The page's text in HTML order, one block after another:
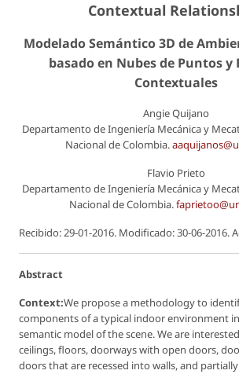
Contextual
Modelado Semántico 3D de
basado en Nubes de Puntos y
Contextuales
Angie Quijano
Departamento de Ingeniería Mecánica y
Nacional de Colombia.
Flavio Prieto
Departamento de Ingeniería Mecánica y
Nacional de Colombia.
Recibido: 29-01-2016. Modificado: 30-06-2016.
Abstract
Context:We propose a methodology to
components of a typical indoor environment
semantic model of the scene. We are
ceilings, floors, doorways with open doors,
doors that are recessed into walls, and